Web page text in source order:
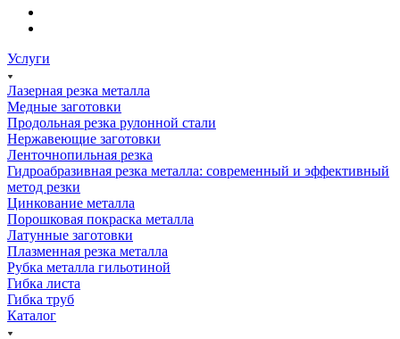
Услуги
Лазерная резка металла
Медные заготовки
Продольная резка рулонной стали
Нержавеющие заготовки
Ленточнопильная резка
Гидроабразивная резка металла: современный и эффективный
метод резки
Цинкование металла
Порошковая покраска металла
Латунные заготовки
Плазменная резка металла
Рубка металла гильотиной
Гибка листа
Гибка труб
Каталог